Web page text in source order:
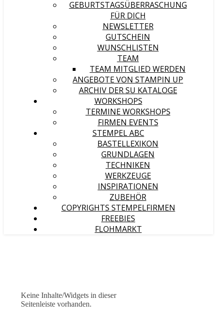
GEBURTSTAGSÜBERRASCHUNG
FÜR DICH
NEWSLETTER
GUTSCHEIN
WUNSCHLISTEN
TEAM
TEAM MITGLIED WERDEN
ANGEBOTE VON STAMPIN UP
ARCHIV DER SU KATALOGE
WORKSHOPS
TERMINE WORKSHOPS
FIRMEN EVENTS
STEMPEL ABC
BASTELLEXIKON
GRUNDLAGEN
TECHNIKEN
WERKZEUGE
INSPIRATIONEN
ZUBEHÖR
COPYRIGHTS STEMPELFIRMEN
FREEBIES
FLOHMARKT
Keine Inhalte/Widgets in dieser
Seitenleiste vorhanden.